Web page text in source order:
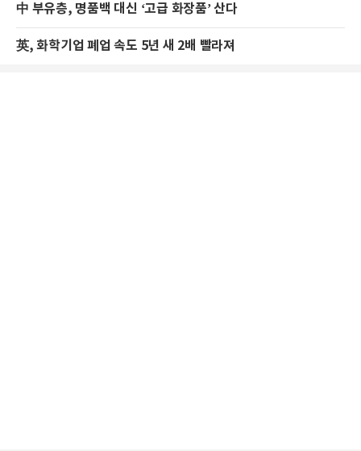
中 부유층, 명품백 대신 ‘고급 화장품’ 산다
英, 화학기업 폐업 속도 5년 새 2배 빨라져